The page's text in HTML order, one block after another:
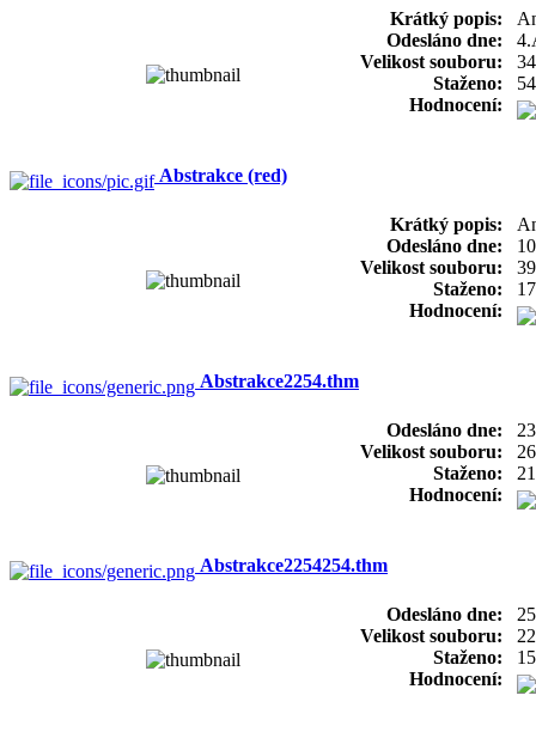
Krátký popis:
Odesláno dne:
Velikost souboru:
Staženo:
Hodnocení:
Abstrakce (red)
Krátký popis:
Odesláno dne:
Velikost souboru:
Staženo:
Hodnocení:
Abstrakce2254.thm
Odesláno dne:
Velikost souboru:
Staženo:
Hodnocení:
Abstrakce2254254.thm
Odesláno dne:
Velikost souboru:
Staženo:
Hodnocení: